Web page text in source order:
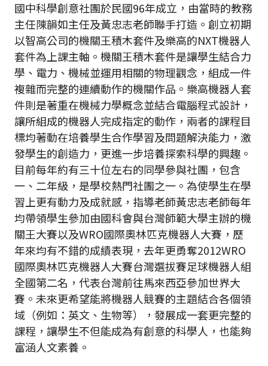
國中科學創意社團於民國96年成立，由當時的教務
主任陳韻如主任及黃忠志老師聯手打造。創立初期
以智高公司的機關王積木套件及樂高的NXT機器人
套件為上課主軸。機關王積木套件是讓學生結合力
學、電力、機械並運用相關的物理觀念，組成一件
複雜而完整的連續動作的機關作品。樂高機器人套
件則是著重在機械力學概念並結合電腦程式設計，
讓所組成的機器人完成指定的動作，兩者的課程目
標均著動在培養學生合作學習及問題解決能力，激
發學生的創造力，更進一步培養探索科學的興趣。
目前每年約有三十位左右的同學參與社團，包含
一、二年級，是學校熱門社團之一。為使學生在學
習上更有動力及成就感，指導老師黃忠志老師每年
均帶領學生參加由國科會與台灣師範大學主辦的機
關王大賽以及WRO國際奧林匹克機器人大賽，歷
年來均有不錯的成績表現，去年更勇奪2012WRO
國際奧林匹克機器人大賽台灣選拔賽足球機器人組
全國第二名，代表台灣前往馬來西亞參加世界大
賽。未來更希望能將機器人競賽的主題結合各個領
域（例如：英文、生物等），發展成一套更完整的
課程，讓學生不但能成為有創意的科學人，也能夠
富涵人文素養。